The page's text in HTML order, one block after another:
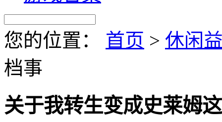
您的位置： 首页 > 休闲
档事
关于我转生变成史莱姆